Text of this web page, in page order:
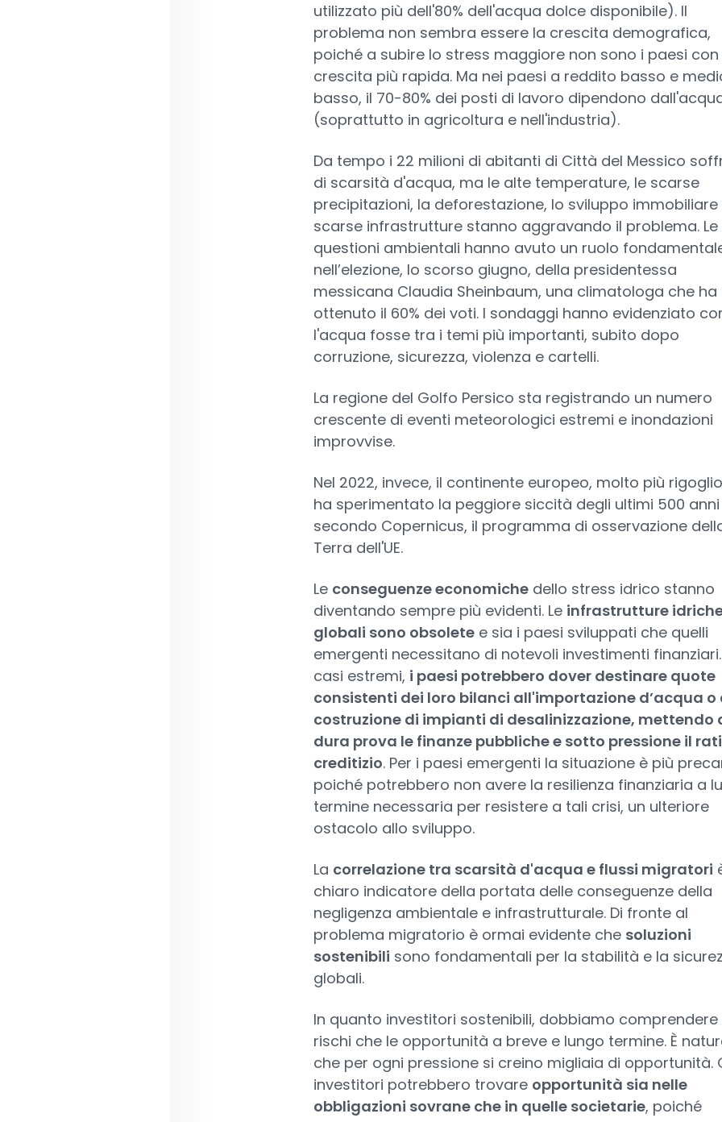
utilizzato più dell'80% dell'acqua dolce disponibile). Il
problema non sembra essere la crescita demografica,
poiché a subire lo stress maggiore non sono i paesi con
crescita più rapida. Ma nei paesi a reddito basso e
basso, il 70-80% dei posti di lavoro dipendono
(soprattutto in agricoltura e nell'industria).
Da tempo i 22 milioni di abitanti di Città del Messico
di scarsità d'acqua, ma le alte temperature, le scarse
precipitazioni, la deforestazione, lo sviluppo immobiliare
scarse infrastrutture stanno aggravando il problema. Le
questioni ambientali hanno avuto un ruolo
nell’elezione, lo scorso giugno, della presidentessa
messicana Claudia Sheinbaum, una climatologa che ha
ottenuto il 60% dei voti. I sondaggi hanno evidenziato
l'acqua fosse tra i temi più importanti, subito dopo
corruzione, sicurezza, violenza e cartelli.
La regione del Golfo Persico sta registrando un numero
crescente di eventi meteorologici estremi e inondazioni
improvvise.
Nel 2022, invece, il continente europeo, molto più
ha sperimentato la peggiore siccità degli ultimi 500 anni
secondo Copernicus, il programma di osservazione
Terra dell'UE.
Le conseguenze economichedello stress idrico stanno
diventando sempre più evidenti. Le infrastrutture
globali sono obsoletee sia i paesi sviluppati che quelli
emergenti necessitano di notevoli investimenti
casi estremi, i paesi potrebbero dover destinare quote
consistenti dei loro bilanci all'importazione d’acqua o
costruzione di impianti di desalinizzazione, mettendo
dura prova le finanze pubbliche e sotto pressione il
creditizio. Per i paesi emergenti la situazione è più
poiché potrebbero non avere la resilienza finanziaria a
termine necessaria per resistere a tali crisi, un ulteriore
ostacolo allo sviluppo.
La correlazione tra scarsità d'acqua e flussi migratori
chiaro indicatore della portata delle conseguenze della
negligenza ambientale e infrastrutturale. Di fronte al
problema migratorio è ormai evidente che soluzioni
sostenibili sono fondamentali per la stabilità e la
globali.
In quanto investitori sostenibili, dobbiamo comprendere
rischi che le opportunità a breve e lungo termine. È
che per ogni pressione si creino migliaia di opportunità.
investitori potrebbero trovare opportunità sia nelle
obbligazioni sovrane che in quelle societarie, poiché